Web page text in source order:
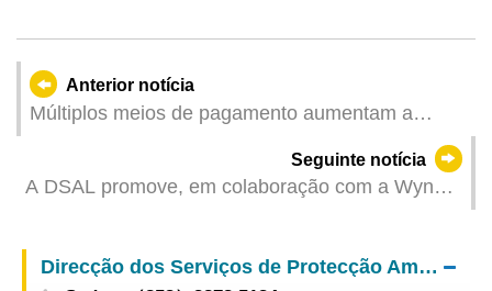
Anterior notícia
Múltiplos meios de pagamento aumentam a
acrescentado mais um instrumento de
pagamento não-local com funcionalidade “Código
Seguinte notícia
A DSAL promove, em colaboração com a Wynn
Formação”, com inscrições a partir de 28 de Abril
de 2026
Direcção dos Serviços de Protecção Ambiental